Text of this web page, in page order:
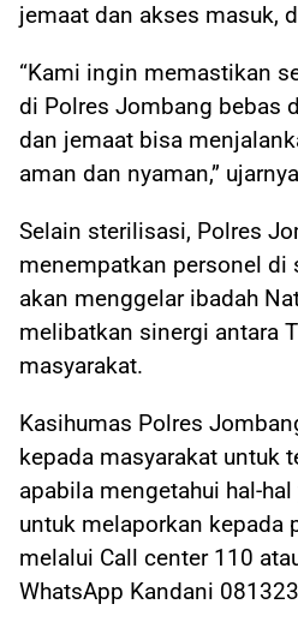
jemaat dan akses masuk,
“Kami ingin memastikan
di Polres Jombang bebas
dan jemaat bisa
aman dan nyaman,”
Selain sterilisasi, Polres
menempatkan personel di
akan menggelar ibadah
melibatkan sinergi antara
masyarakat.
Kasihumas Polres
kepada masyarakat untuk
apabila mengetahui hal-
untuk melaporkan kepada
melalui Call center 110
WhatsApp Kandani